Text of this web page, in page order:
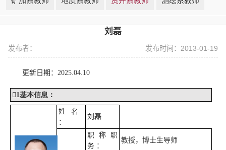
刘磊
发布者： 发布时间：2013-01-19
更新日期： 2025. 04.10
1基本信息 ：
姓 名
：
刘磊
职称 职
务 ：
教授，博士生导师